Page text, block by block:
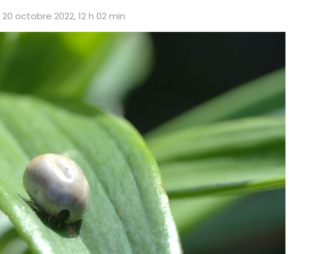
20 octobre 2022, 12 h 02 min